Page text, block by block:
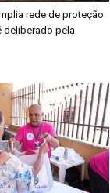
rede de proteção
deliberado pela